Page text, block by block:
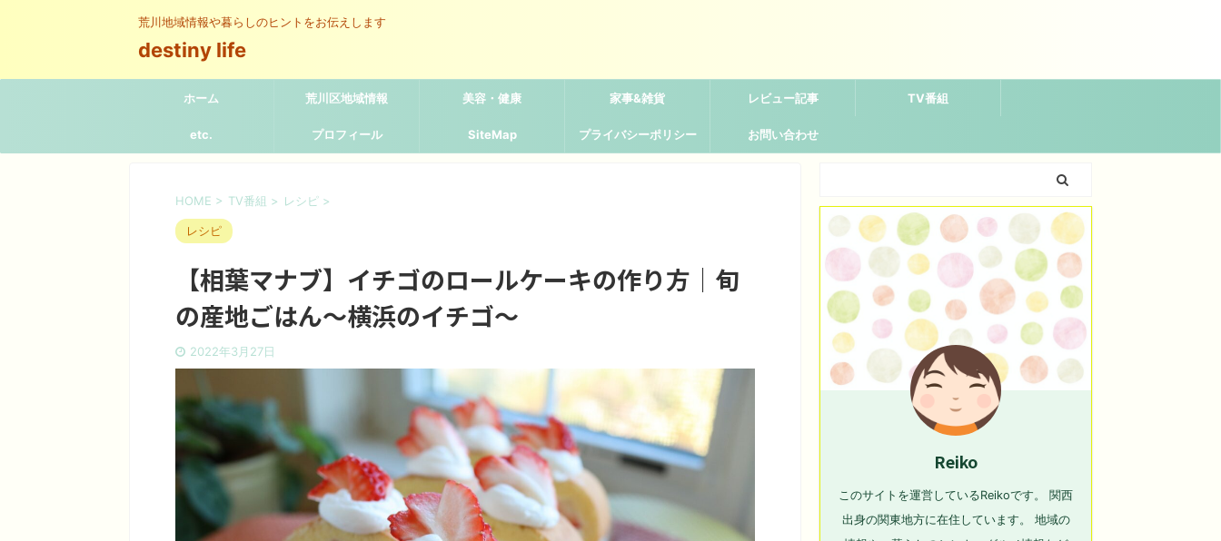
荒川地域情報や暮らしのヒントをお伝えします
destiny life
ホーム 荒川区地域情報 美容・健康 家事&雑貨 レビュー記事 TV番組
etc. プロフィール SiteMap プライバシーポリシー お問い合わせ
HOME > TV番組 > レシピ >
レシピ
【相葉マナブ】イチゴのロールケーキの作り方｜旬
の産地ごはん〜横浜のイチゴ〜
2022年3月27日
Reiko
このサイトを運営しているReikoです。 関西
出身の関東地方に在住しています。 地域の